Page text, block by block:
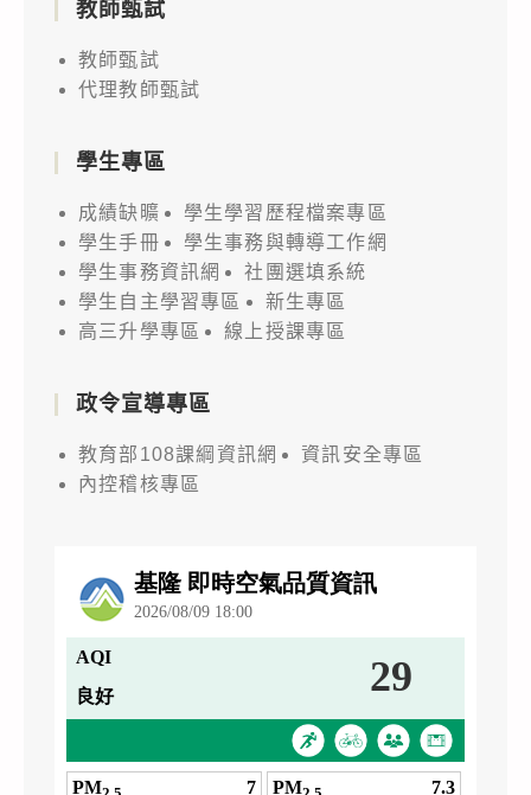
教師甄試
教師甄試
代理教師甄試
學生專區
成績缺曠
學生學習歷程檔案專區
學生手冊
學生事務與轉導工作網
學生事務資訊網
社團選填系統
學生自主學習專區
新生專區
高三升學專區
線上授課專區
政令宣導專區
教育部108課綱資訊網
資訊安全專區
內控稽核專區